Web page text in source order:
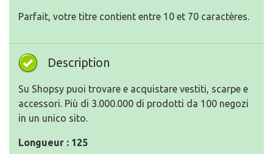
Parfait, votre titre contient entre 10 et 70 caractères.
Description
Su Shopsy puoi trovare e acquistare vestiti, scarpe e
accessori. Più di 3.000.000 di prodotti da 100 negozi
in un unico sito.
Longueur : 125